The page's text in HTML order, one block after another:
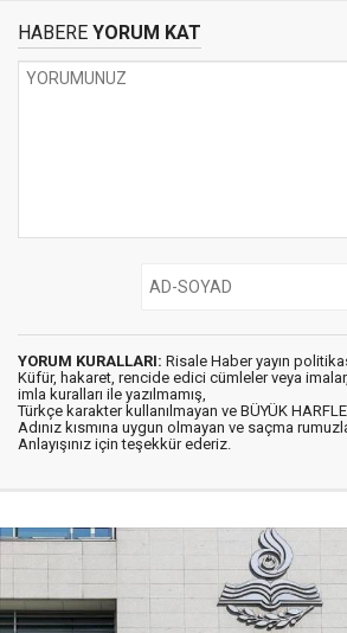
HABERE YORUM KAT
YORUM KURALLARI: Risale Haber yayın
Küfür, hakaret, rencide edici cümleler veya
imla kuralları ile yazılmamış,
Türkçe karakter kullanılmayan ve BÜYÜK
Adınız kısmına uygun olmayan ve saçma
Anlayışınız için teşekkür ederiz.